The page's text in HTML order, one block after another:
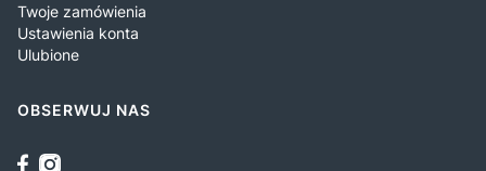
Twoje zamówienia
Ustawienia konta
Ulubione
OBSERWUJ NAS